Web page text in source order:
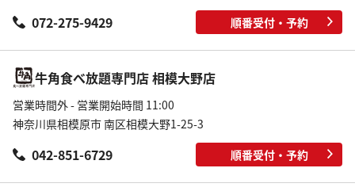
072-275-9429 順番受付・予約
牛角食べ放題専門店 相模大野店
営業時間外 - 営業開始時間 11:00
神奈川県相模原市 南区相模大野1-25-3
042-851-6729 順番受付・予約